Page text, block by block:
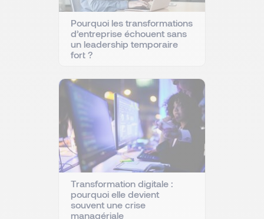
Pourquoi les transformations
d’entreprise échouent sans
un leadership temporaire
fort ?
Transformation digitale :
pourquoi elle devient
souvent une crise
managériale